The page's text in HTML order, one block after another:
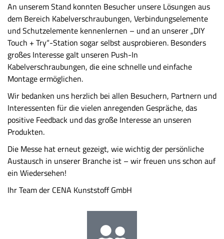
An unserem Stand konnten Besucher unsere Lösungen aus
dem Bereich Kabelverschraubungen, Verbindungselemente
und Schutzelemente kennenlernen – und an unserer „DIY
Touch + Try“-Station sogar selbst ausprobieren. Besonders
großes Interesse galt unseren Push-In
Kabelverschraubungen, die eine schnelle und einfache
Montage ermöglichen.
Wir bedanken uns herzlich bei allen Besuchern, Partnern und
Interessenten für die vielen anregenden Gespräche, das
positive Feedback und das große Interesse an unseren
Produkten.
Die Messe hat erneut gezeigt, wie wichtig der persönliche
Austausch in unserer Branche ist – wir freuen uns schon auf
ein Wiedersehen!
Ihr Team der CENA Kunststoff GmbH